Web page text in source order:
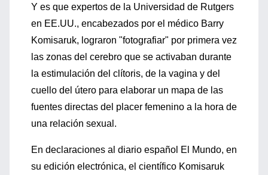
Y es que expertos de la Universidad de Rutgers
en EE.UU., encabezados por el médico Barry
Komisaruk, lograron "fotografiar" por primera vez
las zonas del cerebro que se activaban durante
la estimulación del clítoris, de la vagina y del
cuello del útero para elaborar un mapa de las
fuentes directas del placer femenino a la hora de
una relación sexual.
En declaraciones al diario español El Mundo, en
su edición electrónica, el científico Komisaruk